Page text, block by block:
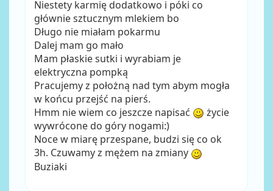
Niestety karmię dodatkowo i póki co
głównie sztucznym mlekiem bo
Długo nie miałam pokarmu
Dalej mam go mało
Mam płaskie sutki i wyrabiam je
elektryczna pompką
Pracujemy z położną nad tym abym mogła
w końcu przejść na pierś.
Hmm nie wiem co jeszcze napisać
życie
wywrócone do góry nogami:)
Noce w miarę przespane, budzi się co ok
3h. Czuwamy z mężem na zmiany
Buziaki